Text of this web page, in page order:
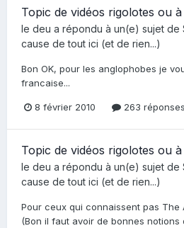
Topic de vidéos rigolotes ou
le deu a répondu à un(e) sujet de
cause de tout ici (et de rien...)
Bon OK, pour les anglophobes je
francaise...
8 février 2010 263 réponses
Topic de vidéos rigolotes ou
le deu a répondu à un(e) sujet de
cause de tout ici (et de rien...)
Pour ceux qui connaissent pas The
(Bon il faut avoir de bonnes